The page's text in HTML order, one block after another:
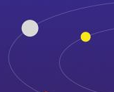
网下载